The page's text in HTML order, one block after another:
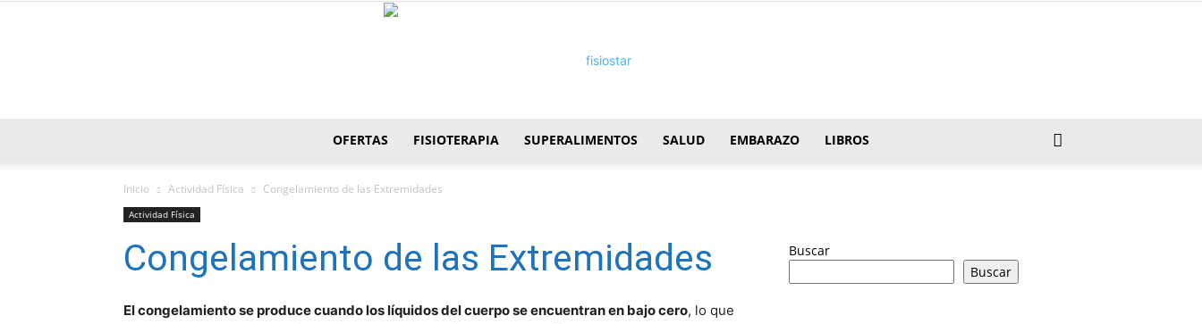
OFERTAS FISIOTERAPIA SUPERALIMENTOS SALUD EMBARAZO LIBROS
Inicio Actividad Fí­sica Congelamiento de las Extremidades
Actividad Fí­sica
Congelamiento de las Extremidades
El congelamiento se produce cuando los lí­quidos del cuerpo se encuentran en bajo cero, lo que
Buscar
Buscar